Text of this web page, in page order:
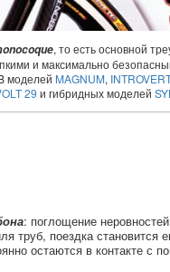
, то есть основной
и максимально
моделей MAGNUM, INTROVERT
29 и гибридных моделей
: поглощение
труб, поездка становится
остаются в контакте с